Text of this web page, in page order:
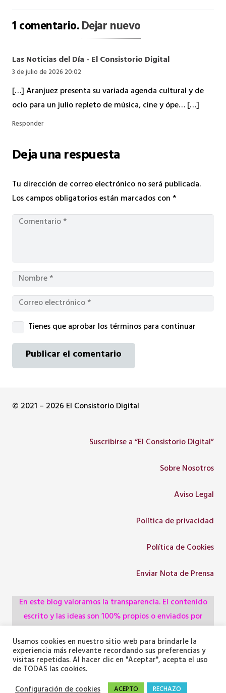
1comentario.Dejar nuevo
Las Noticias del Día - El Consistorio Digital
3 de julio de 2026 20:02
[…] Aranjuez presenta su variada agenda cultural y de
ocio para un julio repleto de música, cine y ópe… […]
Responder
Deja una respuesta
Tu dirección de correo electrónico no será publicada.
Los campos obligatorios están marcados con*
Tienes que aprobar los términos para continuar
Publicar el comentario
© 2021 – 2026 El Consistorio Digital
Suscribirse a “El Consistorio Digital”
Sobre Nosotros
Aviso Legal
Política de privacidad
Política de Cookies
Enviar Nota de Prensa
En este blog valoramos la transparencia. El contenido
escrito y las ideas son 100% propios o enviados por
administraciones, pero utilizamos herramientas de
inteligencia artificial para optimizar la maquetación del
texto y generar algunas de las imágenes ilustrativas.
Usamos cookies en nuestro sitio web para brindarle la
experiencia más relevante recordando sus preferencias y
visitas repetidas. Al hacer clic en "Aceptar", acepta el uso
de TODAS las cookies.
Configuración de cookies
ACEPTO RECHAZO